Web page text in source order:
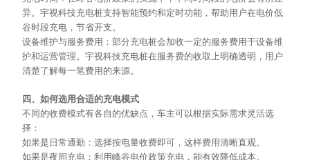
异。宇视科技充电桩支持智能预约和定时功能，帮助用户在电价低
谷时段充电，节省开支。
设备维护与服务费用：部分充电桩会加收一定的服务费用于设备维
护和运营管理。宇视科技充电桩在服务费的收取上明确透明，用户
清楚了解每一笔费用的来源。
四、如何选用合适的充电模式
不同的收费模式有各自的优缺点，车主可以根据实际需求灵活选
择：
如果是日常通勤：选择按电量收费即可，这样费用清晰直观。
如果是夜间充电：利用峰谷电价政策充电，能有效降低成本。